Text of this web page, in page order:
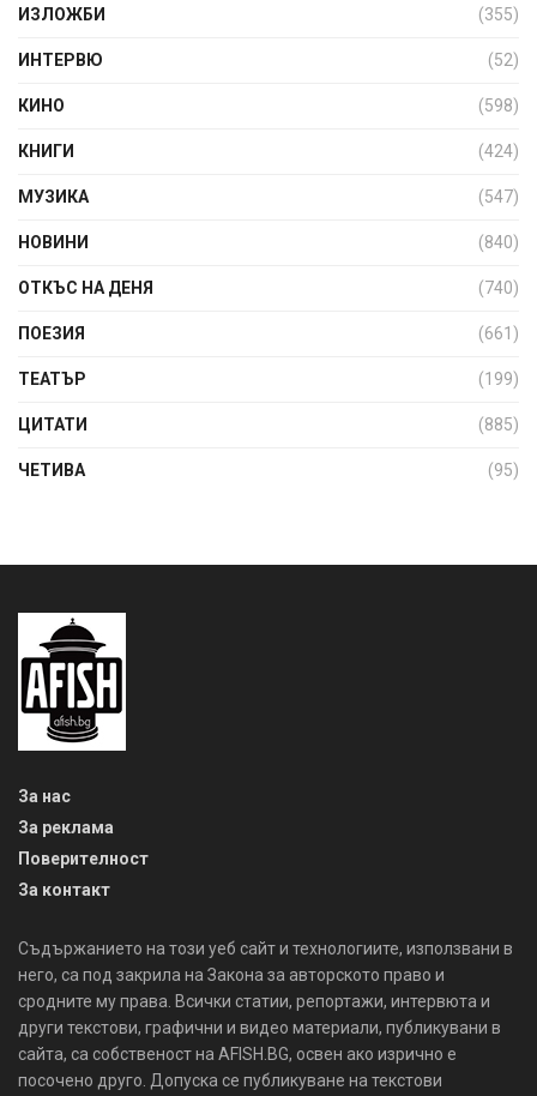
ИЗЛОЖБИ (355)
ИНТЕРВЮ (52)
КИНО (598)
КНИГИ (424)
МУЗИКА (547)
НОВИНИ (840)
ОТКЪС НА ДЕНЯ (740)
ПОЕЗИЯ (661)
ТЕАТЪР (199)
ЦИТАТИ (885)
ЧЕТИВА (95)
За нас
За реклама
Поверителност
За контакт
Съдържанието на този уеб сайт и технологиите, използвани в
него, са под закрила на Закона за авторското право и
сродните му права. Всички статии, репортажи, интервюта и
други текстови, графични и видео материали, публикувани в
сайта, са собственост на AFISH.BG, освен ако изрично е
посочено друго. Допуска се публикуване на текстови